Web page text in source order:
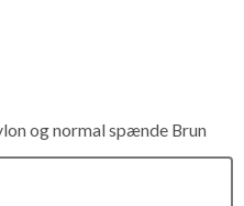
og normal spænde Brun